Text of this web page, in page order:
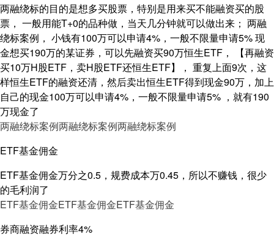
两融绕标的目的是想多买股票，特别是用来买不能融资买的股
票， 一般用能T+0的品种做，当天几分钟就可以做出来； 两融
绕标案例， 小钱有100万可以申请4%，一般不限量申请5% 现
金想买190万的某证券，可以先融资买90万恒生ETF， 【再融资
买10万H股ETF，卖H股ETF还恒生ETF】， 重复上面9次，这
样恒生ETF的融资还清，然后卖出恒生ETF得到现金90万，加上
自己的现金100万可以申请4%，一般不限量申请5% ，就有190
万现金了
两融绕标案例两融绕标案例两融绕标案例
ETF基金佣金
ETF基金佣金万分之0.5，规费成本万0.45，所以不赚钱，很少
的毛利润了
ETF基金佣金ETF基金佣金ETF基金佣金
券商融资融券利率4%